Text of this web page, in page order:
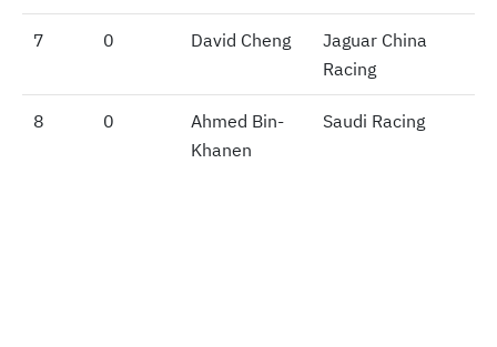
7 0 David Cheng
Jaguar China
Racing
8 0
Ahmed Bin-
Khanen
Saudi Racing
7
8